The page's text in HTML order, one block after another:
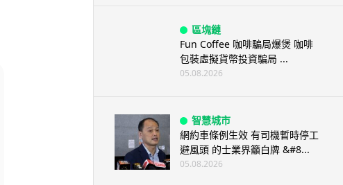
區塊鏈
Fun Coffee 咖啡騙局爆煲 咖啡
包裝虛擬貨幣投資騙局 ...
05.08.2026
智慧城市
網約車條例生效 有司機暫時停工
避風頭 的士業界籲白牌 &#8...
05.08.2026